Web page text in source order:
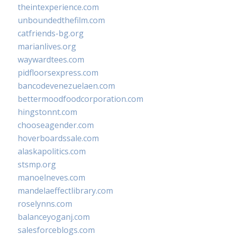
theintexperience.com
unboundedthefilm.com
catfriends-bg.org
marianlives.org
waywardtees.com
pidfloorsexpress.com
bancodevenezuelaen.com
bettermoodfoodcorporation.com
hingstonnt.com
chooseagender.com
hoverboardssale.com
alaskapolitics.com
stsmp.org
manoelneves.com
mandelaeffectlibrary.com
roselynns.com
balanceyoganj.com
salesforceblogs.com